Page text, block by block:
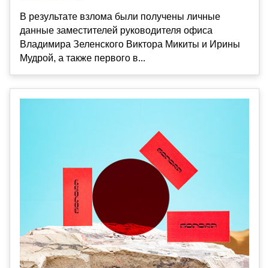
В результате взлома были получены личные
данные заместителей руководителя офиса
Владимира Зеленского Виктора Микиты и Ирины
Мудрой, а также первого в...